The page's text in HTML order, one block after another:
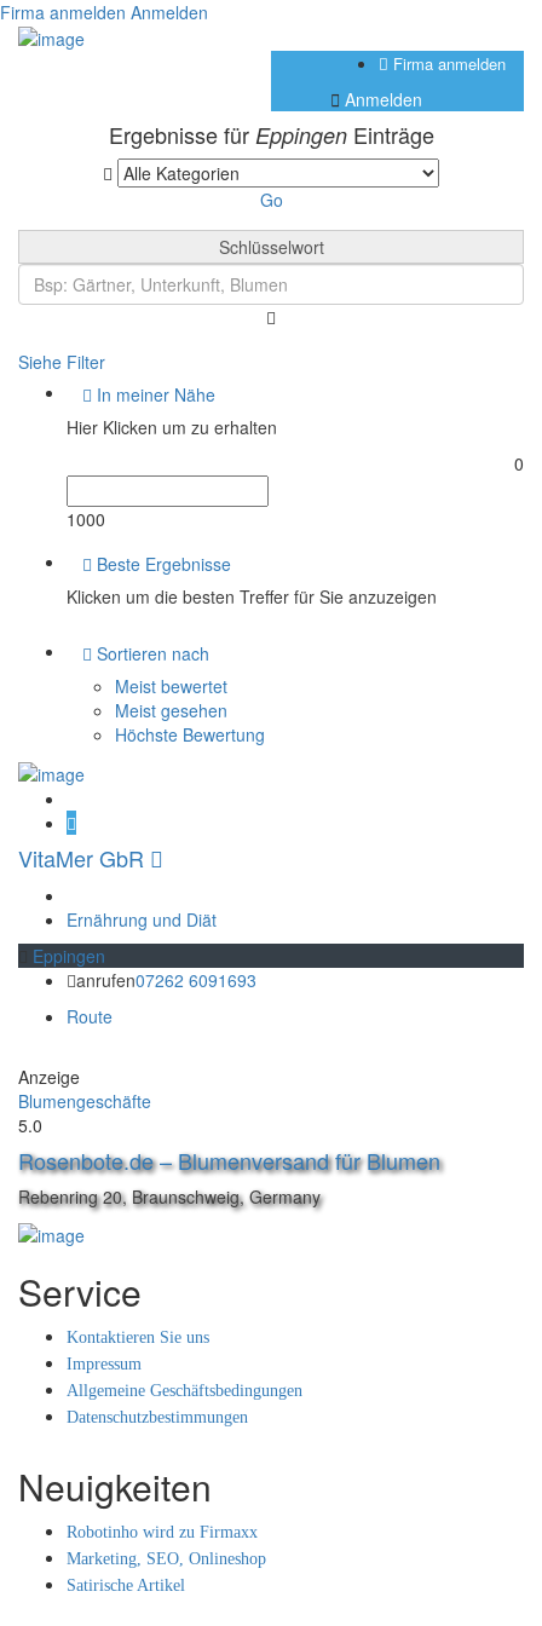
Firma anmelden Anmelden
Firma anmelden
Anmelden
Ergebnisse für EppingenEinträge
Go
Schlüsselwort
Siehe Filter
In meiner Nähe
Hier Klicken um zu erhalten
0
1000
Beste Ergebnisse
Klicken um die besten Treffer für Sie anzuzeigen
Sortieren nach
Meist bewertet
Meist gesehen
Höchste Bewertung
VitaMer GbR
Ernährung und Diät
Eppingen
anrufen07262 6091693
Route
Anzeige
Blumengeschäfte
5.0
Rosenbote.de – Blumenversand für Blumen
Rebenring 20, Braunschweig, Germany
Service
Kontaktieren Sie uns
Impressum
Allgemeine Geschäftsbedingungen
Datenschutzbestimmungen
Neuigkeiten
Robotinho wird zu Firmaxx
Marketing, SEO, Onlineshop
Satirische Artikel